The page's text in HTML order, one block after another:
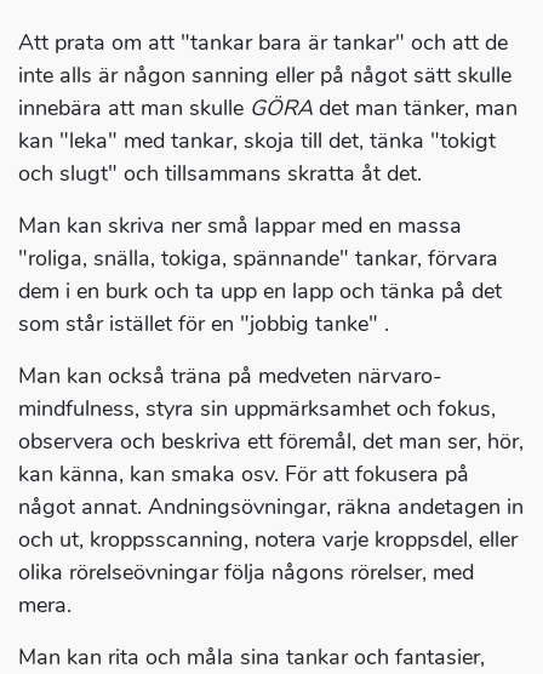
Att prata om att "tankar bara är tankar" och att de
inte alls är någon sanning eller på något sätt skulle
innebära att man skulle GÖRA det man tänker, man
kan "leka" med tankar, skoja till det, tänka "tokigt
och slugt" och tillsammans skratta åt det.
Man kan skriva ner små lappar med en massa
"roliga, snälla, tokiga, spännande" tankar, förvara
dem i en burk och ta upp en lapp och tänka på det
som står istället för en "jobbig tanke" .
Man kan också träna på medveten närvaro-
mindfulness, styra sin uppmärksamhet och fokus,
observera och beskriva ett föremål, det man ser, hör,
kan känna, kan smaka osv. För att fokusera på
något annat. Andningsövningar, räkna andetagen in
och ut, kroppsscanning, notera varje kroppsdel, eller
olika rörelseövningar följa någons rörelser, med
mera.
Man kan rita och måla sina tankar och fantasier,